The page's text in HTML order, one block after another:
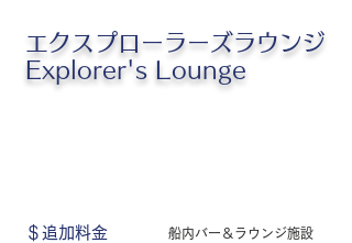
エクスプローラーズラウンジ
Explorer's Lounge
＄追加料金 船内バー＆ ラウンジ施設